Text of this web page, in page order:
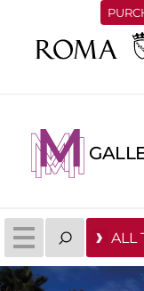
ALL